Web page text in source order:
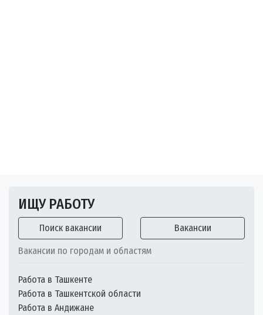
ИЩУ РАБОТУ
Поиск вакансии Вакансии
Вакансии по городам и областям
Работа в Ташкенте
Работа в Ташкентской области
Работа в Андижане